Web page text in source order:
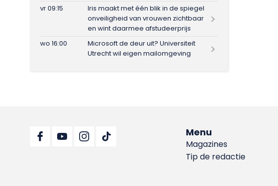
vr 09:15
Iris maakt met één blik in de spiegel
onveiligheid van vrouwen zichtbaar
en wint daarmee afstudeerprijs
wo 16:00
Microsoft de deur uit? Universiteit
Utrecht wil eigen mailomgeving
Menu
Magazines
Tip de redactie